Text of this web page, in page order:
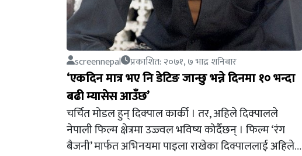
screennepal प्रकाशित: २०७१, ७ भाद्र शनिबार
‘एकदिन मात्र भए नि डेटिङ जान्छु भन्ने दिनमा १० भन्दा
बढी म्यासेस आउँछ’
चर्चित मोडल हुन् दिक्पाल कार्की । तर, अहिले दिक्पालले
नेपाली फिल्म क्षेत्रमा उज्ज्वल भविष्य कोर्दैछन् । फिल्म ‘रंग
बैजनी’ मार्फत अभिनयमा पाइला राखेका दिक्पाललाई अहिले…